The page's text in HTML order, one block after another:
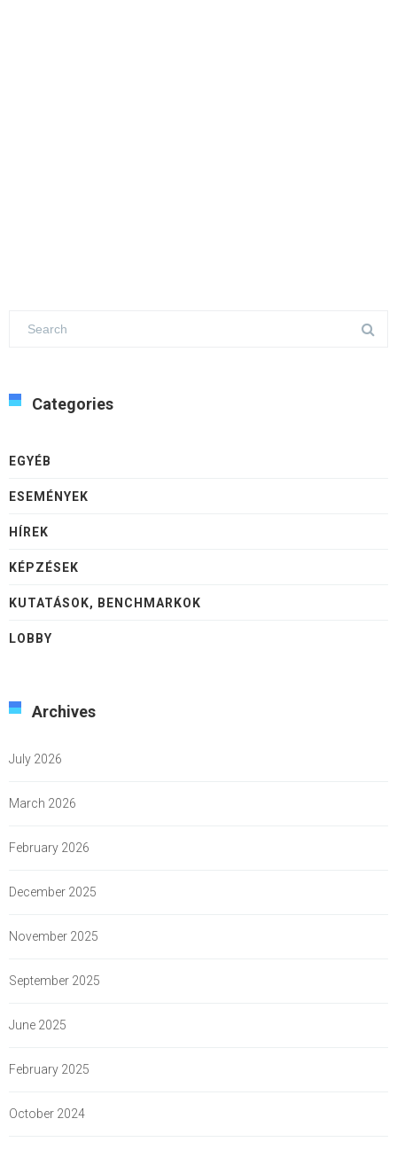
Categories
EGYÉB
ESEMÉNYEK
HÍREK
KÉPZÉSEK
KUTATÁSOK, BENCHMARKOK
LOBBY
Archives
July 2026
March 2026
February 2026
December 2025
November 2025
September 2025
June 2025
February 2025
October 2024